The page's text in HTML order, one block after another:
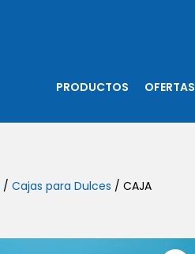
PRODUCTOS OFERTAS
/ Cajas para Dulces / CAJA